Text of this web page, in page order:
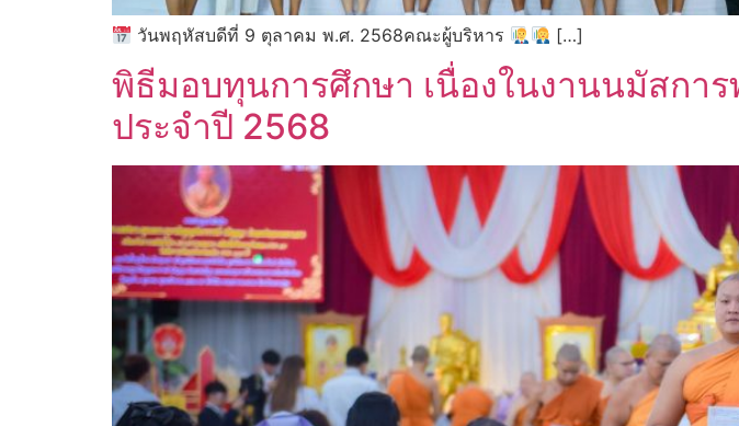
วันพฤหัสบดีที่ 9 ตุลาคม พ.ศ. 2568คณะผู้บริหาร […]
พิธีมอบทุนการศึกษา เนื่องในงานนมัสกา
ประจำปี 2568